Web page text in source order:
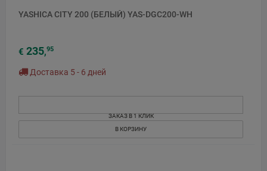
YASHICA CITY 200 (БЕЛЫЙ) YAS-DGC200-WH
€ 235,95
Доставка 5 - 6 дней
ЗАКАЗ В 1 КЛИК
В КОРЗИНУ